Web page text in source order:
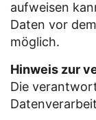
aufweisen
Daten vor
möglich.
Hinweis zur
Die